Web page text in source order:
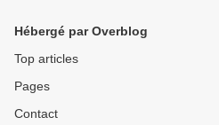
Hébergé par Overblog
Top articles
Pages
Contact